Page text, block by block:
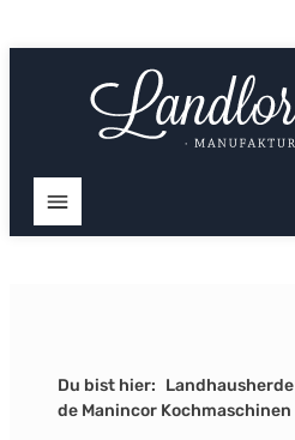
Du bist hier: Landhausherde
de Manincor Kochmaschinen